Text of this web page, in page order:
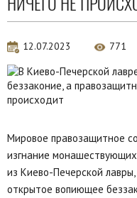
12.07.2023 771
Мировое правозащитное
изгнание
из Киево-Печерской
открытое вопиющее